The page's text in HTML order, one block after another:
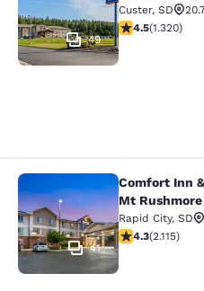
49
Custer, SD
4.49-Sterne-
4.5(1.320)
Comfort Inn &
41
Comfort Inn
Mt
Rapid City, SD
4.34-Sterne-
4.3(2.115)